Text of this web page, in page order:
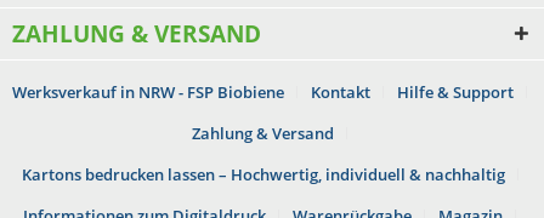
ZAHLUNG & VERSAND
Werksverkauf in NRW - FSP Biobiene Kontakt
Hilfe & Support
Zahlung & Versand
Kartons bedrucken lassen – Hochwertig, individuell & nachhaltig